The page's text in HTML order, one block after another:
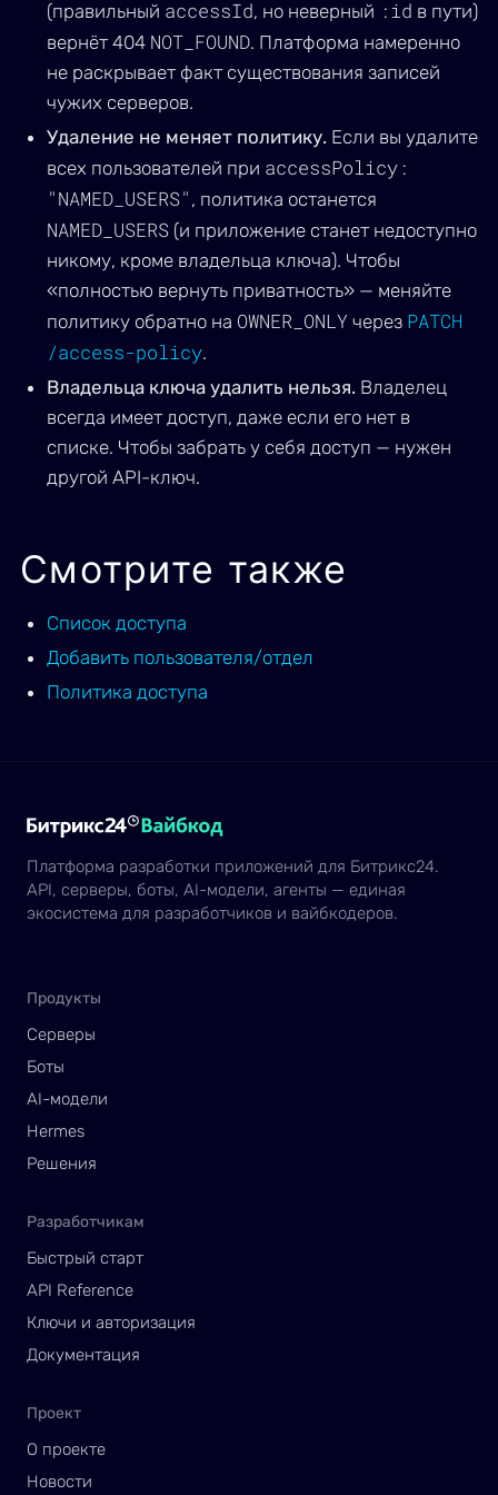
(правильный accessId, но неверный :id в пути)
вернёт 404 NOT_FOUND. Платформа намеренно
не раскрывает факт существования записей
чужих серверов.
Удаление не меняет политику. Если вы удалите
всех пользователей при accessPolicy:
"NAMED_USERS" , политика останется
NAMED_USERS (и приложение станет недоступно
никому, кроме владельца ключа). Чтобы
«полностью вернуть приватность» — меняйте
политику обратно на OWNER_ONLY через PATCH
/access-policy.
Владельца ключа удалить нельзя. Владелец
всегда имеет доступ, даже если его нет в
списке. Чтобы забрать у себя доступ — нужен
другой API-ключ.
Смотрите также
Список доступа
Добавить пользователя/отдел
Политика доступа
Платформа разработки приложений для Битрикс24.
API, серверы, боты, AI-модели, агенты — единая
экосистема для разработчиков и вайбкодеров.
Продукты
Серверы
Боты
AI-модели
Hermes
Решения
Разработчикам
Быстрый старт
API Reference
Ключи и авторизация
Документация
Проект
О проекте
Новости